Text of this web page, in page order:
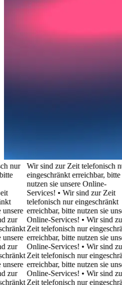
Wir sind zur Zeit telefonisch nur
eingeschränkt erreichbar, bitte
nutzen sie unsere Online-
Services! • Wir sind zur Zeit
telefonisch nur eingeschränkt
erreichbar, bitte nutzen sie unsere
Online-Services! • Wir sind zur
Zeit telefonisch nur eingeschränkt
erreichbar, bitte nutzen sie unsere
Online-Services! • Wir sind zur
Zeit telefonisch nur eingeschränkt
erreichbar, bitte nutzen sie unsere
Online-Services! • Wir sind zur
Zeit telefonisch nur eingeschränkt